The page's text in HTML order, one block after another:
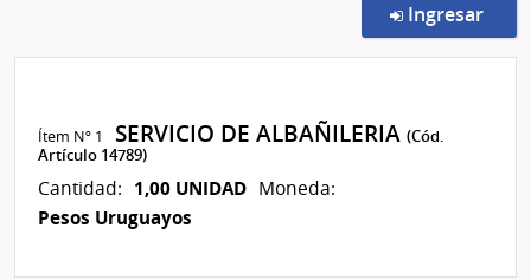
Ingresar
Ítem Nº 1 SERVICIO DE ALBAÑILERIA(Cód.
Artículo 14789)
Cantidad: 1,00 UNIDAD Moneda:
Pesos Uruguayos